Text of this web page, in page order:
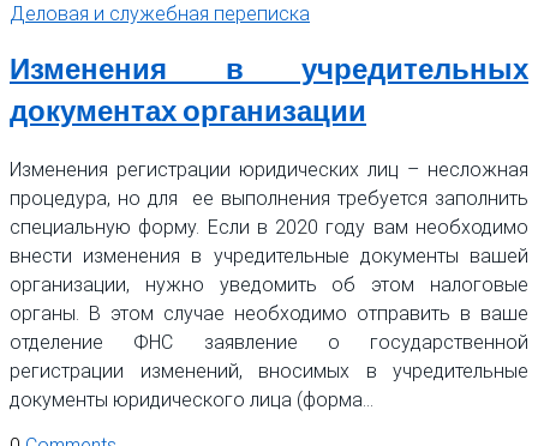
Деловая и служебная переписка
Изменения в учредительных
документах организации
Изменения регистрации юридических лиц – несложная
процедура, но для ее выполнения требуется заполнить
специальную форму. Если в 2020 году вам необходимо
внести изменения в учредительные документы вашей
организации, нужно уведомить об этом налоговые
органы. В этом случае необходимо отправить в ваше
отделение ФНС заявление о государственной
регистрации изменений, вносимых в учредительные
документы юридического лица (форма…